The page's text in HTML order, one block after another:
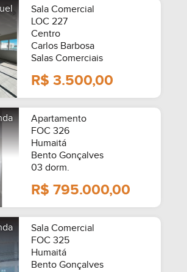
Sala Comercial
LOC 227
Centro
Carlos Barbosa
Salas Comerciais
R$ 3.500,00
Apartamento
FOC 326
Humaitá
Bento Gonçalves
03 dorm.
R$ 795.000,00
Sala Comercial
FOC 325
Humaitá
Bento Gonçalves